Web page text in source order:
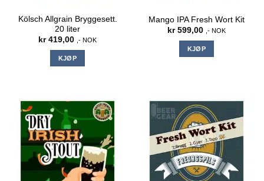
Kölsch Allgrain Bryggesett.
20 liter
kr419,00 ,- NOK
KJØP
Mango IPA Fresh Wort Kit
kr599,00 ,- NOK
KJØP